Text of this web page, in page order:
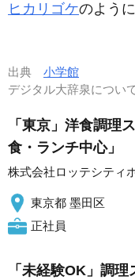
ヒカリゴケのよう
出典 小学館
デジタル大辞泉につ
「東京」洋食調理
食・ランチ中心」
株式会社ロッテシティ
東京都 墨田区
正社員
「未経験OK」調